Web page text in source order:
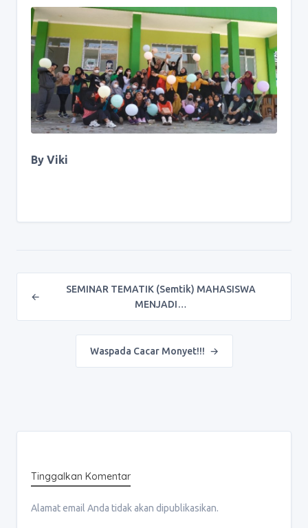
By Viki
Post navigation
←
SEMINAR TEMATIK (Semtik) MAHASISWA
MENJADI…
Waspada Cacar Monyet!!! →
Tinggalkan Komentar
Alamat email Anda tidak akan dipublikasikan.